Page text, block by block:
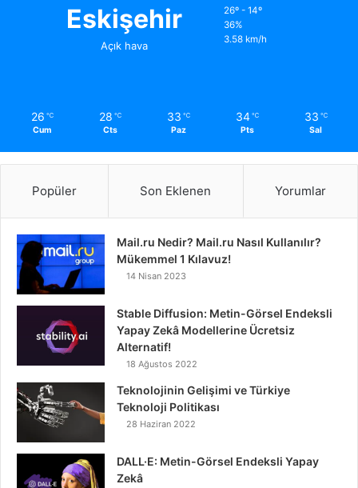
Eskişehir
Açık hava
26º - 14º
36%
3.58 km/h
26 ℃
Cum
28 ℃
Cts
33 ℃
Paz
34 ℃
Pts
33 ℃
Sal
Popüler Son Eklenen Yorumlar
Mail.ru Nedir? Mail.ru Nasıl Kullanılır?
Mükemmel 1 Kılavuz!
14 Nisan 2023
Stable Diffusion: Metin-Görsel Endeksli
Yapay Zekâ Modellerine Ücretsiz
Alternatif!
18 Ağustos 2022
Teknolojinin Gelişimi ve Türkiye
Teknoloji Politikası
28 Haziran 2022
DALL·E: Metin-Görsel Endeksli Yapay
Zekâ